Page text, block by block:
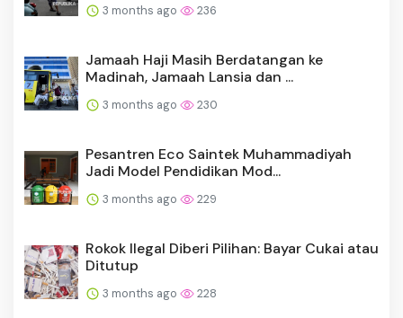
3 months ago 236
Jamaah Haji Masih Berdatangan ke
Madinah, Jamaah Lansia dan ...
3 months ago 230
Pesantren Eco Saintek Muhammadiyah
Jadi Model Pendidikan Mod...
3 months ago 229
Rokok Ilegal Diberi Pilihan: Bayar Cukai atau
Ditutup
3 months ago 228